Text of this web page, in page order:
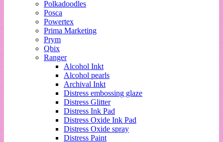
Polkadoodles
Posca
Powertex
Prima Marketing
Prym
Qbix
Ranger
Alcohol Inkt
Alcohol pearls
Archival Inkt
Distress embossing glaze
Distress Glitter
Distress Ink Pad
Distress Oxide Ink Pad
Distress Oxide spray
Distress Paint